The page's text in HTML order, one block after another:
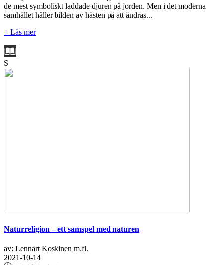
de mest symboliskt laddade djuren på jorden. Men i det moderna
samhället håller bilden av hästen på att ändras...
+ Läs mer
S
Naturreligion – ett samspel med naturen
av: Lennart Koskinen m.fl.
2021-10-14